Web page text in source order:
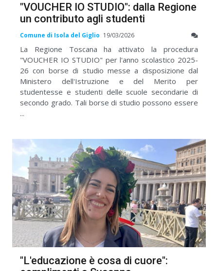
"VOUCHER IO STUDIO": dalla Regione
un contributo agli studenti
Comune di Isola del Giglio 19/03/2026
La Regione Toscana ha attivato la procedura
"VOUCHER IO STUDIO" per l'anno scolastico 2025-
26 con borse di studio messe a disposizione dal
Ministero dell'Istruzione e del Merito per
studentesse e studenti delle scuole secondarie di
secondo grado. Tali borse di studio possono essere
...
"L'educazione è cosa di cuore":